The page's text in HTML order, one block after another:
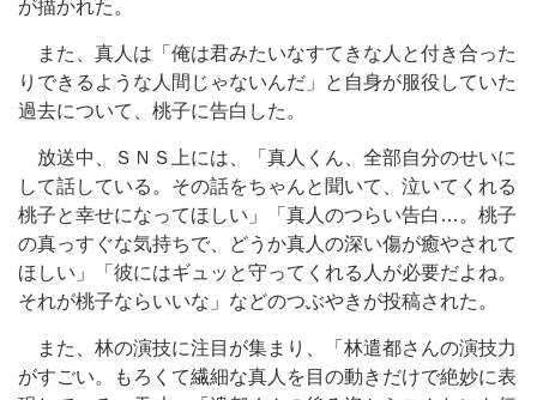
が描かれた。
また、真人は「俺は君みたいなすてきな人と付き合った
りできるような人間じゃないんだ」と自身が服役していた
過去について、桃子に告白した。
放送中、ＳＮＳ上には、「真人くん、全部自分のせいに
して話している。その話をちゃんと聞いて、泣いてくれる
桃子と幸せになってほしい」「真人のつらい告白…。桃子
の真っすぐな気持ちで、どうか真人の深い傷が癒やされて
ほしい」「彼にはギュッと守ってくれる人が必要だよね。
それが桃子ならいいな」などのつぶやきが投稿された。
また、林の演技に注目が集まり、「林遣都さんの演技力
がすごい。もろくて繊細な真人を目の動きだけで絶妙に表